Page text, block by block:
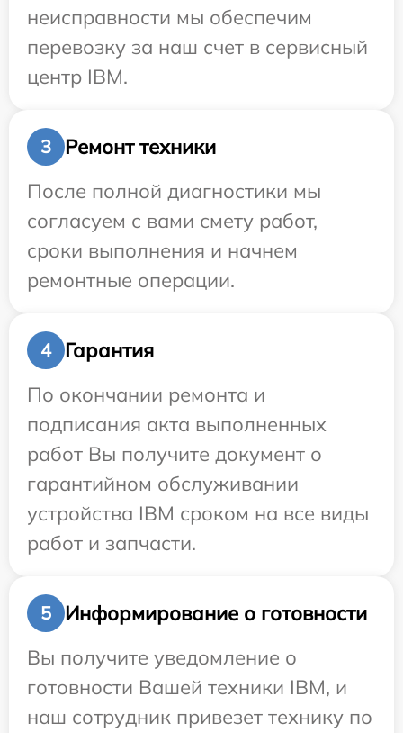
неисправности мы обеспечим
перевозку за наш счет в сервисный
центр IBM.
3
Ремонт техники
После полной диагностики мы
согласуем с вами смету работ,
сроки выполнения и начнем
ремонтные операции.
4
Гарантия
По окончании ремонта и
подписания акта выполненных
работ Вы получите документ о
гарантийном обслуживании
устройства IBM сроком на все виды
работ и запчасти.
5
Информирование о готовности
Вы получите уведомление о
готовности Вашей техники IBM, и
наш сотрудник привезет технику по